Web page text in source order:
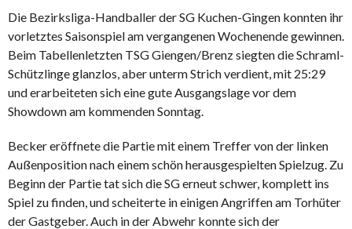
Die Bezirksliga-Handballer der SG Kuchen-Gingen konnten ihr
vorletztes Saisonspiel am vergangenen Wochenende gewinnen.
Beim Tabellenletzten TSG Giengen/Brenz siegten die Schraml-
Schützlinge glanzlos, aber unterm Strich verdient, mit 25:29
und erarbeiteten sich eine gute Ausgangslage vor dem
Showdown am kommenden Sonntag.
Becker eröffnete die Partie mit einem Treffer von der linken
Außenposition nach einem schön herausgespielten Spielzug. Zu
Beginn der Partie tat sich die SG erneut schwer, komplett ins
Spiel zu finden, und scheiterte in einigen Angriffen am Torhüter
der Gastgeber. Auch in der Abwehr konnte sich der